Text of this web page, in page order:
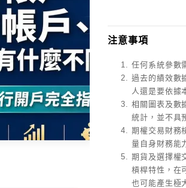
注意事項
任何系統參數
過去的績效數
人還是要依據
相關圖表及數
統計，並不具
期權交易財務
量自身財務能
期貨及選擇權
槓桿特性，在
也可能產生極